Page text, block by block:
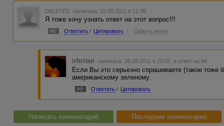
DELETED написала 15.08.2011 в 21:38
Я тоже хочу узнать ответ на этот вопрос!!!
#6 Ответить / Цитировать / Скрыть ветку
irbritan написала 26.08.2011 в 20:02 в ответ на #6
Если Вы это серьезно спрашиваете (такое тоже
американскому зеленому.
#8 Ответить / Цитировать
Написать комментарий Последние комментарии